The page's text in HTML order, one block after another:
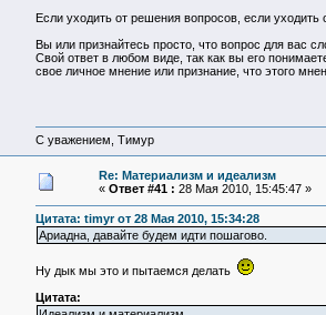
Если уходить от решения вопросов, если
Вы или признайтесь просто, что вопрос для вас
Свой ответ в любом виде, так как вы его
свое личное мнение или признание, что этого
С уважением, Тимур
Re: Материализм и идеализм
« Ответ #41 : 28 Мая 2010, 15:45:47 »
Цитата: timyr от 28 Мая 2010, 15:34:28
Ариадна, давайте будем идти пошагово.
Ну дык мы это и пытаемся делать
Цитата: